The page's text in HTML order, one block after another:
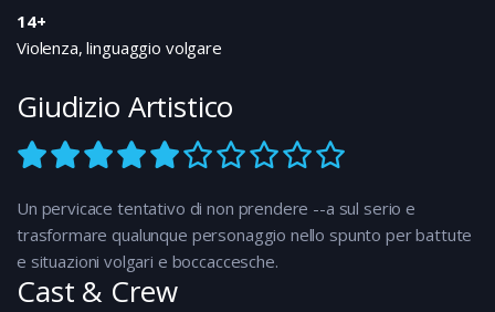
14+
Violenza, linguaggio volgare
Giudizio Artistico
Un pervicace tentativo di non prendere --a sul serio e
trasformare qualunque personaggio nello spunto per battute
e situazioni volgari e boccaccesche.
Cast & Crew